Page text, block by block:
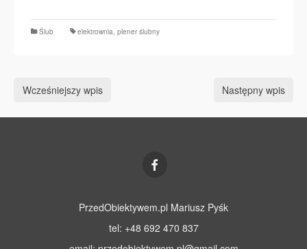
Ślub elektrownia, plener ślubny
Wcześniejszy wpis Następny wpis
PrzedObiektywem.pl Mariusz Pyśk
tel: +48 692 470 837